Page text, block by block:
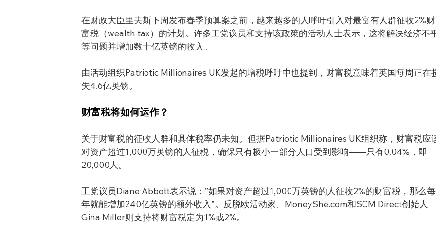
在财政大臣里夫斯下周发布春季预算案之前，越来越多的人呼吁引入对最富有人群征收2%财
富税（wealth tax）的计划。许多工党议员和支持该政策的活动人士表示，这将解决经济不
等问题并增加数十亿英镑的收入。
由活动组织Patriotic Millionaires UK发起的增税呼吁中也提到，财富税意味着英国每周正在
失4.6亿英镑。
财富税将如何运作？
关于财富税的征收人群和具体税率仍未知。但据Patriotic Millionaires UK组织称，财富税应
对资产超过1,000万英镑的人征税，确保只有极小一部分人口受到影响——只有0.04%，即
20,000人。
工党议员Diane Abbott表示说：”如果对资产超过1,000万英镑的人征收2%的财富税，那么每
年就能增加240亿英镑的额外收入”。反脱欧活动家、MoneyShe.com和SCM Direct创始人
Gina Miller则支持将财富税定为1%或2%。